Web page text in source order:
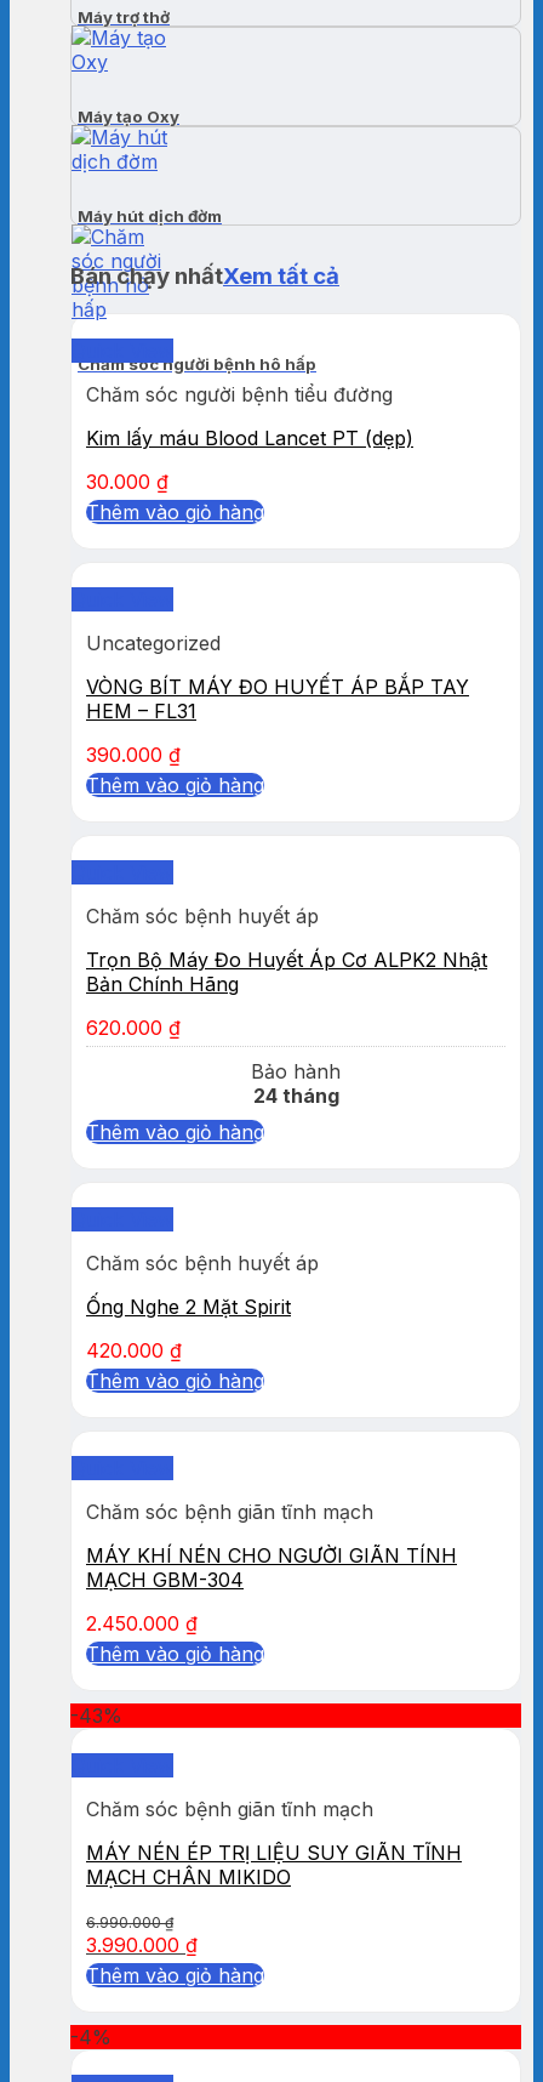
Máy trợ thở
Máy tạo Oxy
Máy hút dịch đờm
Chăm sóc người bệnh hô hấp
Bán chạy nhấtXem tất cả
Chăm sóc người bệnh tiểu đường
Kim lấy máu Blood Lancet PT (dẹp)
30.000 ₫
Thêm vào giỏ hàng
Uncategorized
VÒNG BÍT MÁY ĐO HUYẾT ÁP BẮP TAY
HEM – FL31
390.000 ₫
Thêm vào giỏ hàng
Chăm sóc bệnh huyết áp
Trọn Bộ Máy Đo Huyết Áp Cơ ALPK2 Nhật
Bản Chính Hãng
620.000 ₫
Bảo hành
24 tháng
Thêm vào giỏ hàng
Chăm sóc bệnh huyết áp
Ống Nghe 2 Mặt Spirit
420.000 ₫
Thêm vào giỏ hàng
Chăm sóc bệnh giãn tĩnh mạch
MÁY KHÍ NÉN CHO NGƯỜI GIÃN TÍNH
MẠCH GBM-304
2.450.000 ₫
Thêm vào giỏ hàng
-43%
Chăm sóc bệnh giãn tĩnh mạch
MÁY NÉN ÉP TRỊ LIỆU SUY GIÃN TĨNH
MẠCH CHÂN MIKIDO
6.990.000₫
3.990.000 ₫
Thêm vào giỏ hàng
-4%